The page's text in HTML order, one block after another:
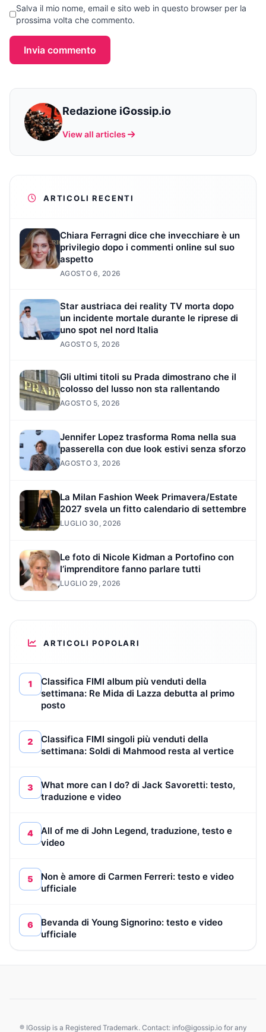
Salva il mio nome, email e sito web in questo browser per la
prossima volta che commento.
Invia commento
Redazione iGossip.io
View all articles
ARTICOLI RECENTI
Chiara Ferragni dice che invecchiare è un
privilegio dopo i commenti online sul suo
aspetto
AGOSTO 6, 2026
Star austriaca dei reality TV morta dopo
un incidente mortale durante le riprese di
uno spot nel nord Italia
AGOSTO 5, 2026
Gli ultimi titoli su Prada dimostrano che il
colosso del lusso non sta rallentando
AGOSTO 5, 2026
Jennifer Lopez trasforma Roma nella sua
passerella con due look estivi senza sforzo
AGOSTO 3, 2026
La Milan Fashion Week Primavera/Estate
2027 svela un fitto calendario di settembre
LUGLIO 30, 2026
Le foto di Nicole Kidman a Portofino con
l’imprenditore fanno parlare tutti
LUGLIO 29, 2026
ARTICOLI POPOLARI
1
Classifica FIMI album più venduti della
settimana: Re Mida di Lazza debutta al primo
posto
2
Classifica FIMI singoli più venduti della
settimana: Soldi di Mahmood resta al vertice
3
What more can I do? di Jack Savoretti: testo,
traduzione e video
4
All of me di John Legend, traduzione, testo e
video
5
Non è amore di Carmen Ferreri: testo e video
ufficiale
6
Bevanda di Young Signorino: testo e video
ufficiale
® IGossip is a Registered Trademark. Contact: info@igossip.io for any